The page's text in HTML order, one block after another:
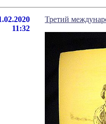
11:32
Третий